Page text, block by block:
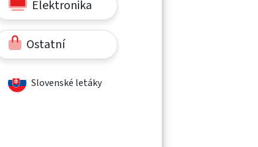
Elektronika
Ostatní
Slovenské letáky